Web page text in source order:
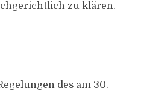
zu klären.
des am 30.